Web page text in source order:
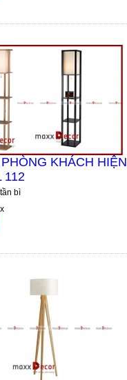
KHÁCH HIỆN
112
bì